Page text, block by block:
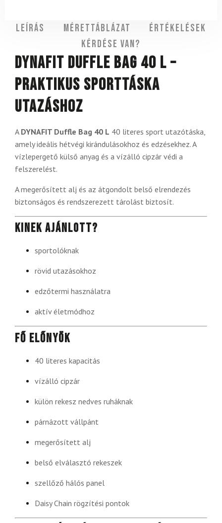
Leírás Mérettáblázat
Értékelések
Kérdése van?
DYNAFIT Duffle Bag 40 L –
praktikus sporttáska
utazáshoz
A DYNAFIT Duffle Bag 40 L 40 literes sport utazótáska,
amely ideális hétvégi kirándulásokhoz és edzésekhez. A
vízlepergető külső anyag és a vízálló cipzár védi a
felszerelést.
A megerősített alj és az átgondolt belső elrendezés
biztonságos és rendszerezett tárolást biztosít.
Kinek ajánlott?
sportolóknak
rövid utazásokhoz
edzőtermi használatra
aktív életmódhoz
Fő előnyök
40 literes kapacitás
vízálló cipzár
külön rekesz nedves ruháknak
párnázott vállpánt
megerősített alj
belső elválasztó rekeszek
szellőző hálós panel
Daisy Chain rögzítési pontok